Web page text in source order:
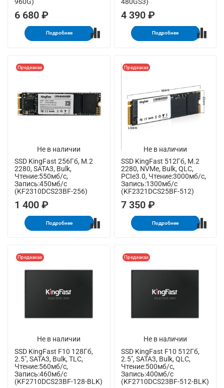
6 680 ₽
Подробнее
4 390 ₽
Подробнее
Не в наличии
Предзаказ
SSD KingFast 256Гб, M.2
2280, SATA3, Bulk,
Чтение:550мб/с,
Запись:450мб/с
(KF2310DCS23BF-256)
1 400 ₽
Подробнее
Не в наличии
Предзаказ
SSD KingFast 512Гб, M.2
2280, NVMe, Bulk, QLC,
PCIe3.0, Чтение:3000мб/с,
Запись:1300мб/с
(KF2321DCS25BF-512)
7 350 ₽
Подробнее
Не в наличии
Предзаказ
SSD KingFast F10 128Гб,
2.5", SATA3, Bulk, TLC,
Чтение:560мб/с,
Запись:460мб/с
(KF2710DCS23BF-128-BLK)
Не в наличии
Предзаказ
SSD KingFast F10 512Гб,
2.5", SATA3, Bulk, QLC,
Чтение:500мб/с,
Запись:400мб/с
(KF2710DCS23BF-512-BLK)